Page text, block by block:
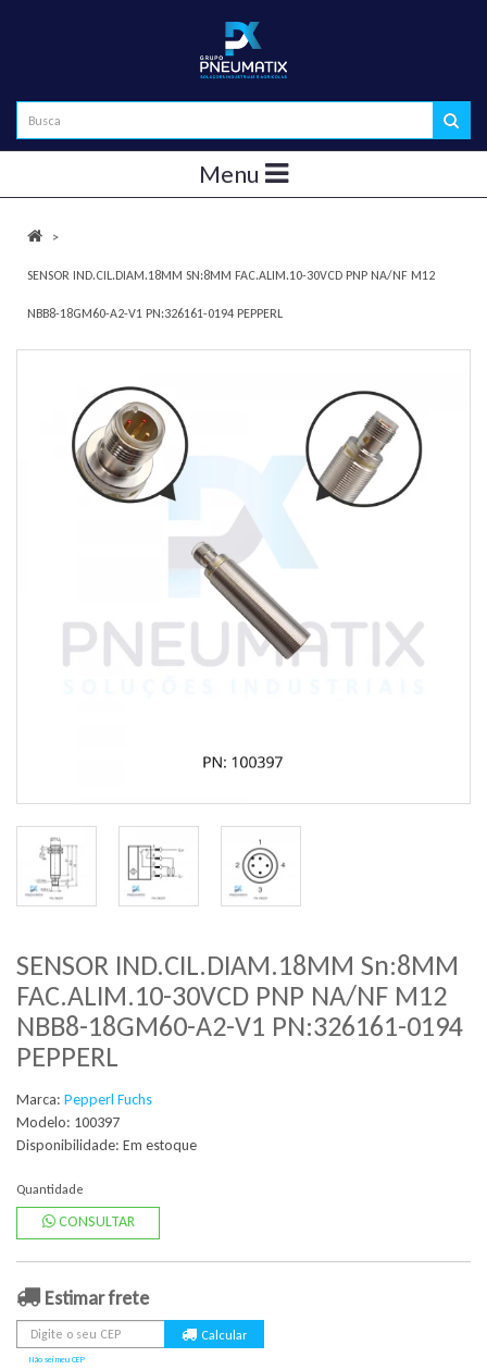
Menu
SENSOR IND.CIL.DIAM.18MM SN:8MM FAC.ALIM.10-30VCD PNP NA/NF M12
NBB8-18GM60-A2-V1 PN:326161-0194 PEPPERL
SENSOR IND.CIL.DIAM.18MM Sn:8MM
FAC.ALIM.10-30VCD PNP NA/NF M12
NBB8-18GM60-A2-V1 PN:326161-0194
PEPPERL
Marca: Pepperl Fuchs
Modelo: 100397
Disponibilidade: Em estoque
Quantidade
CONSULTAR
Estimar frete
Não sei meu CEP